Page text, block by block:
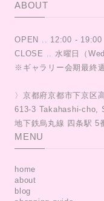
ABOUT
OPEN .. 12:00 - 19:00
CLOSE .. 水曜日（
※ギャラリー会期最終
〉京都府京都市下京区
613-3 Takahashi-cho,
MENU
home
about
blog